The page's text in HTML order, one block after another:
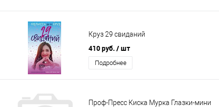
Круз 29 свиданий
410 руб. / шт
Подробнее
Проф-Пресс Киска Мурка Глазки-мини